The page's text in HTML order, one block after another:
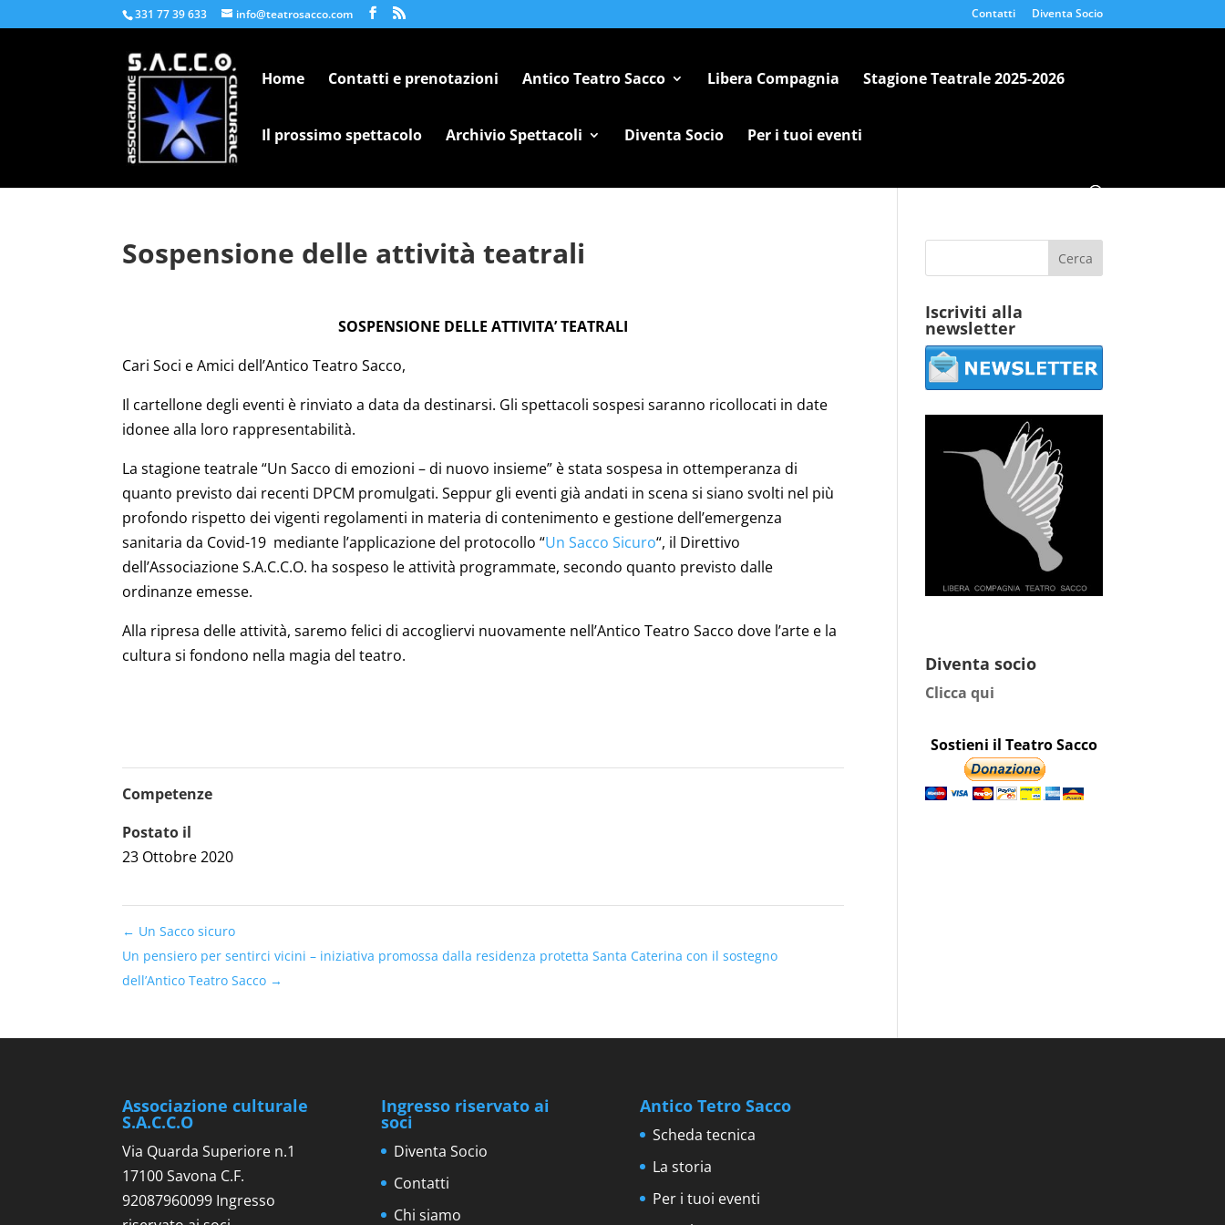
331 77 39 633 info@teatrosacco.com Contatti Diventa Socio
Home Contatti e prenotazioni Antico Teatro Sacco Libera Compagnia Stagione Teatrale 2025-2026
Il prossimo spettacolo Archivio Spettacoli Diventa Socio Per i tuoi eventi
Sospensione delle attività teatrali
SOSPENSIONE DELLE ATTIVITA’ TEATRALI
Cari Soci e Amici dell’Antico Teatro Sacco,
Il cartellone degli eventi è rinviato a data da destinarsi. Gli spettacoli sospesi saranno ricollocati in date
idonee alla loro rappresentabilità.
La stagione teatrale “Un Sacco di emozioni – di nuovo insieme” è stata sospesa in ottemperanza di
quanto previsto dai recenti DPCM promulgati. Seppur gli eventi già andati in scena si siano svolti nel più
profondo rispetto dei vigenti regolamenti in materia di contenimento e gestione dell’emergenza
sanitaria da Covid-19 mediante l’applicazione del protocollo “Un Sacco Sicuro“, il Direttivo
dell’Associazione S.A.C.C.O. ha sospeso le attività programmate, secondo quanto previsto dalle
ordinanze emesse.
Alla ripresa delle attività, saremo felici di accogliervi nuovamente nell’Antico Teatro Sacco dove l’arte e la
cultura si fondono nella magia del teatro.
Competenze
Postato il
23 Ottobre 2020
← Un Sacco sicuro
Un pensiero per sentirci vicini – iniziativa promossa dalla residenza protetta Santa Caterina con il sostegno
dell’Antico Teatro Sacco →
Iscriviti alla
newsletter
Diventa socio
Clicca qui
Sostieni il Teatro Sacco
Associazione culturale
S.A.C.C.O
Via Quarda Superiore n.1
17100 Savona C.F.
92087960099 Ingresso
Ingresso riservato ai
soci
Diventa Socio
Contatti
Chi siamo
Antico Tetro Sacco
Scheda tecnica
La storia
Per i tuoi eventi